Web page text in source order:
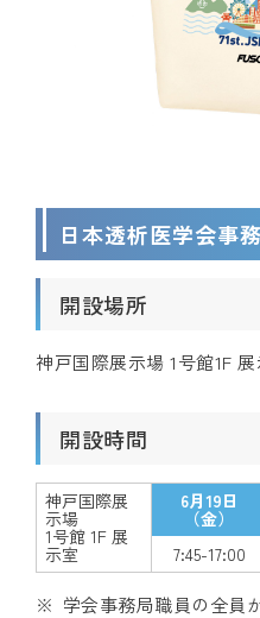
日本透析医学会事
開設場所
神戸国際展示場 1号館1F 展
開設時間
神戸国際展
示場
1号館 1F 展
示室
6月19日
（金）
7:45-17:00
学会事務局職員の全員